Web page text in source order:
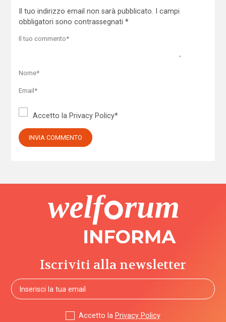
Il tuo indirizzo email non sarà pubblicato.
I campi
obbligatori sono contrassegnati *
Accetto la Privacy Policy*
Iscriviti alla newsletter
Accetto la Privacy Policy